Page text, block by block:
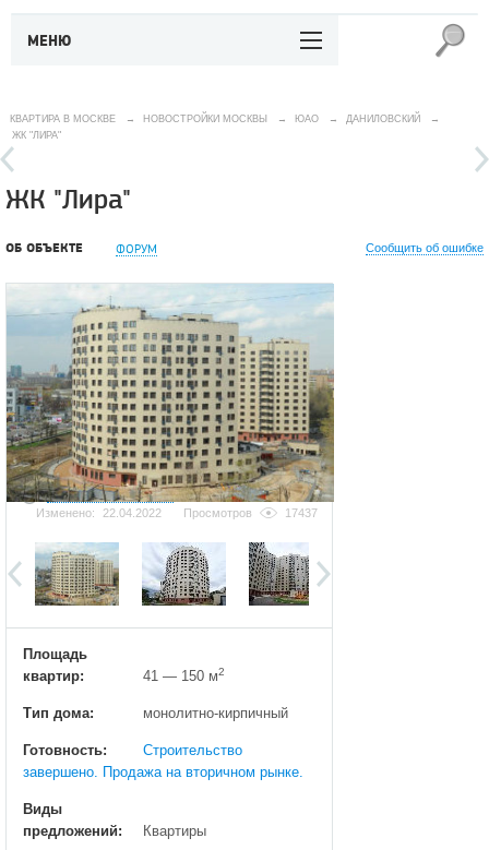
МЕНЮ
КВАРТИРА В МОСКВЕ → НОВОСТРОЙКИ МОСКВЫ → ЮАО → ДАНИЛОВСКИЙ
→
ЖК "ЛИРА"
ЖК "Лира"
ОБ ОБЪЕКТЕ ФОРУМ Сообщить об ошибке
Добавить фотографию
Изменено:
22.04.2022 Просмотров 17437
Площадь
квартир:
41 — 150 м2
Тип дома: монолитно-кирпичный
Готовность:
Строительство
завершено. Продажа на вторичном рынке.
Виды
предложений:
Квартиры